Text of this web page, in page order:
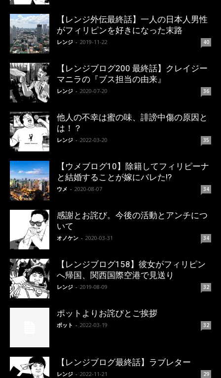
【レンジ外伝最終話】一人の日本人男性
がフィリピンを好きになった末路
レンジ - 2019-11-22 40
【レンジブログ200 最終話】クレイジー
マニラの『ブス担当の由来』
レンジ - 2020-07-20 36
他人の不幸は蜜の味、誹謗中傷の原因と
は！？
レンジ - 2022-03-20 35
【ウメブログ10】除籍してフィリピーナ
と結婚することが嫁にバレた!?
ウメ - 2020-08-07 34
感謝とお詫び。今後の活動とアンチにつ
いて
オノケン - 2020-03-31 34
【レンジブログ158】彼女がフィリピン
へ帰国、関西国際空港で見送り
レンジ - 2019-08-09 32
ポットよりお詫びとご挨拶
ポット - 2022-03-19 32
【レンジブログ最終話】ラブレター
レンジ - 2022-11-21 29